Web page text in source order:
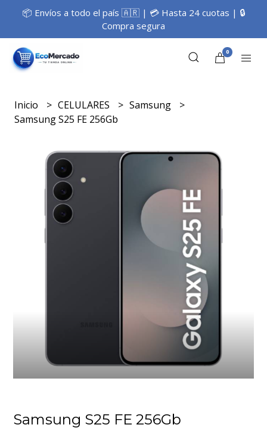
📦 Envíos a todo el país 🇦🇷 | 💳 Hasta 24 cuotas | 🔒
Compra segura
0
Inicio CELULARES
Samsung
Samsung S25 FE 256Gb
Samsung S25 FE 256Gb